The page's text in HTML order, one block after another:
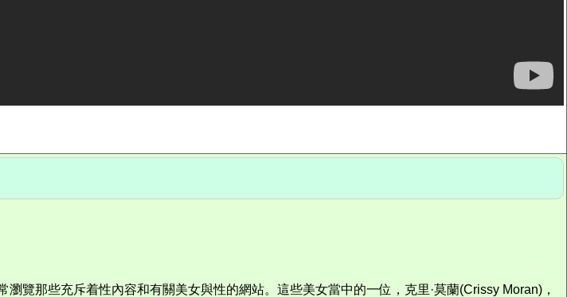
覽那些充斥着性內容和有關美女與性的網站。這些美女當中的一位，克里·莫蘭(Crissy Moran)，